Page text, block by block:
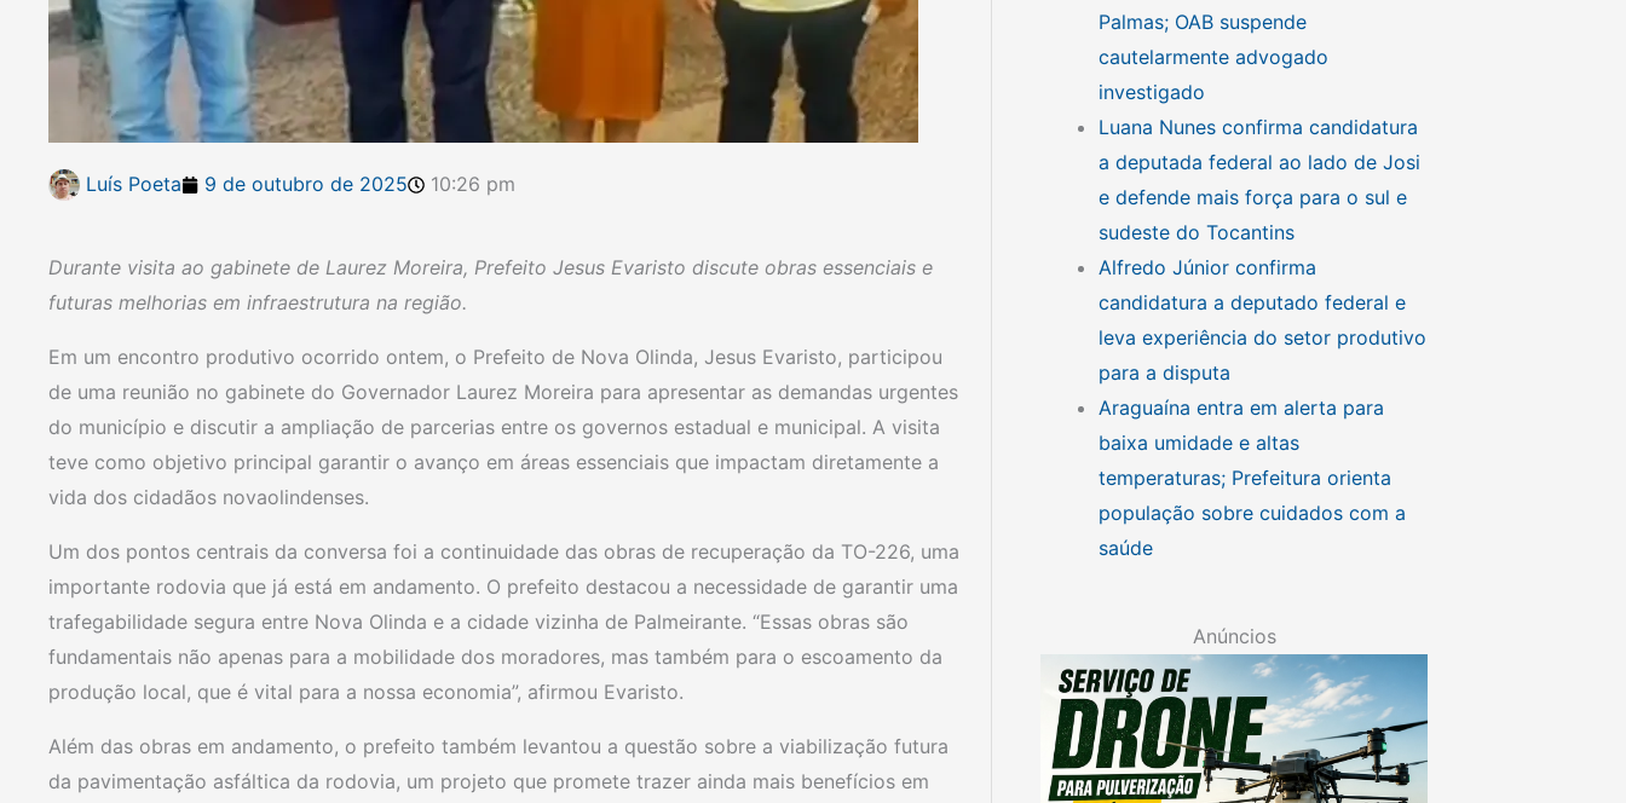
Luís Poeta 9 de outubro de 2025 10:26 pm
Durante visita ao gabinete de Laurez Moreira, Prefeito Jesus Evaristo discute obras essenciais e
futuras melhorias em infraestrutura na região.
Em um encontro produtivo ocorrido ontem, o Prefeito de Nova Olinda, Jesus Evaristo, participou
de uma reunião no gabinete do Governador Laurez Moreira para apresentar as demandas urgentes
do município e discutir a ampliação de parcerias entre os governos estadual e municipal. A visita
teve como objetivo principal garantir o avanço em áreas essenciais que impactam diretamente a
vida dos cidadãos novaolindenses.
Um dos pontos centrais da conversa foi a continuidade das obras de recuperação da TO-226, uma
importante rodovia que já está em andamento. O prefeito destacou a necessidade de garantir uma
trafegabilidade segura entre Nova Olinda e a cidade vizinha de Palmeirante. “Essas obras são
fundamentais não apenas para a mobilidade dos moradores, mas também para o escoamento da
produção local, que é vital para a nossa economia”, afirmou Evaristo.
Além das obras em andamento, o prefeito também levantou a questão sobre a viabilização futura
da pavimentação asfáltica da rodovia, um projeto que promete trazer ainda mais benefícios em
Palmas; OAB suspende
cautelarmente advogado
investigado
Luana Nunes confirma candidatura
a deputada federal ao lado de Josi
e defende mais força para o sul e
sudeste do Tocantins
Alfredo Júnior confirma
candidatura a deputado federal e
leva experiência do setor produtivo
para a disputa
Araguaína entra em alerta para
baixa umidade e altas
temperaturas; Prefeitura orienta
população sobre cuidados com a
saúde
Anúncios